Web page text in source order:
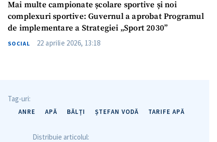
Trimite o informație
Despre ZdG
Mai multe campionate școlare sportive și noi
complexuri sportive: Guvernul a aprobat Programul
de implementare a Strategiei „Sport 2030”
SOCIAL 22 aprilie 2026, 13:18
Tag-uri:
ANRE APĂ BĂLȚI ȘTEFAN VODĂ TARIFE APĂ
Distribuie articolul: